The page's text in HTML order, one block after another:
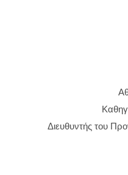
Διευθυντής του